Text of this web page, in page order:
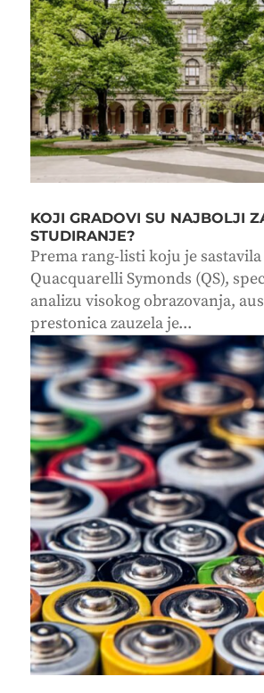
KOJI GRADOVI SU NAJBOLJI
STUDIRANJE?
Prema rang-listi koju je
Quacquarelli Symonds (QS),
analizu visokog obrazovanja,
prestonica zauzela je...